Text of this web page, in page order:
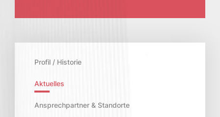
Profil / Historie
Aktuelles
Ansprechpartner & Standorte